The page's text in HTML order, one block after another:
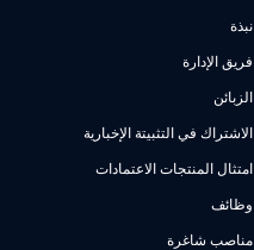
نبذة
فريق الإدارة
الزبائن
الاشتراك في التثبيتة الإخبارية
امتثال المنتجات الاعتمادات
وظائف
مناصب شاغرة